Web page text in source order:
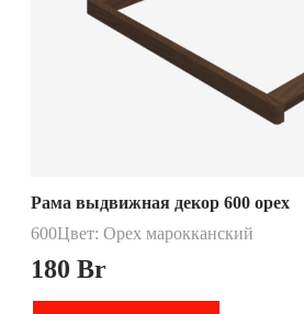
Рама выдвижная декор 600 орех
600Цвет: Орех марокканский
180 Br